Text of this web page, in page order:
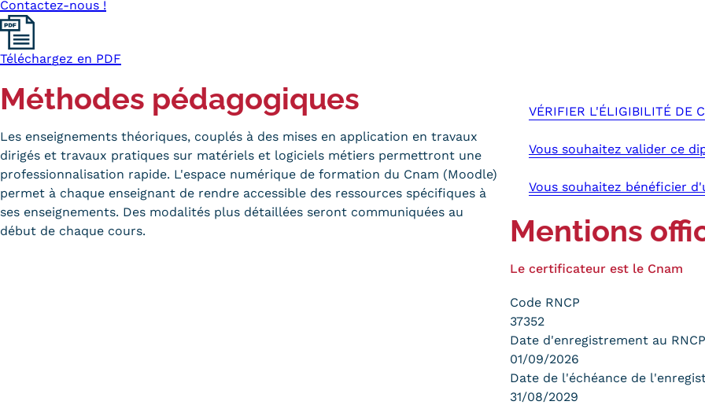
Contactez-nous !
Téléchargez en PDF
Méthodes pédagogiques
Les enseignements théoriques, couplés à des mises en application en travaux
dirigés et travaux pratiques sur matériels et logiciels métiers permettront une
professionnalisation rapide. L'espace numérique de formation du Cnam (Moodle)
permet à chaque enseignant de rendre accessible des ressources spécifiques à
ses enseignements. Des modalités plus détaillées seront communiquées au
début de chaque cours.
VÉRIFIER L'ÉLIGIBILITÉ DE
Vous souhaitez valider ce
Vous souhaitez bénéficier
Mentions
Le certificateur est le Cnam
Code RNCP
37352
Date d'enregistrement au RNCP
01/09/2026
Date de l'échéance de
31/08/2029